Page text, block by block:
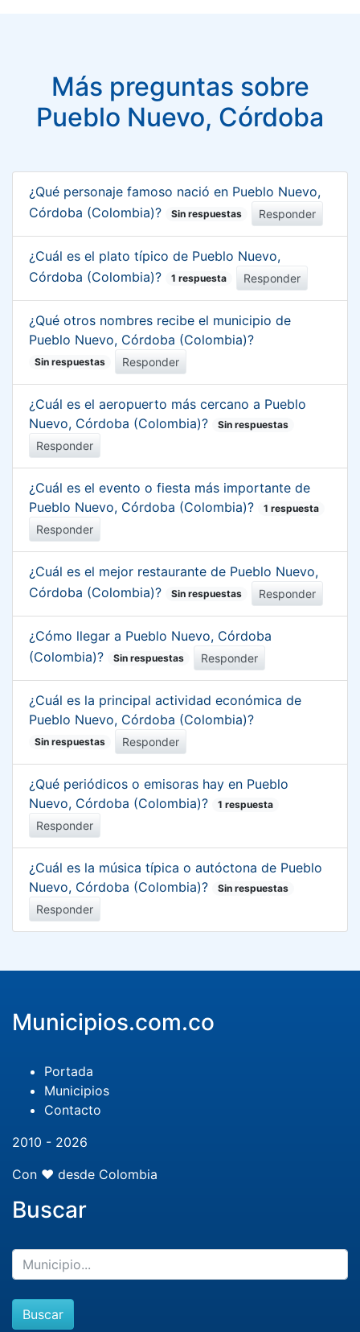
Más preguntas sobre
Pueblo Nuevo, Córdoba
¿Qué personaje famoso nació en Pueblo Nuevo,
Córdoba (Colombia)?
Sin respuestas Responder
¿Cuál es el plato típico de Pueblo Nuevo,
Córdoba (Colombia)?
1 respuesta Responder
¿Qué otros nombres recibe el municipio de
Pueblo Nuevo, Córdoba (Colombia)?
Sin respuestas Responder
¿Cuál es el aeropuerto más cercano a Pueblo
Nuevo, Córdoba (Colombia)?
Sin respuestas
Responder
¿Cuál es el evento o fiesta más importante de
Pueblo Nuevo, Córdoba (Colombia)?
1 respuesta
Responder
¿Cuál es el mejor restaurante de Pueblo Nuevo,
Córdoba (Colombia)?
Sin respuestas Responder
¿Cómo llegar a Pueblo Nuevo, Córdoba
(Colombia)?
Sin respuestas Responder
¿Cuál es la principal actividad económica de
Pueblo Nuevo, Córdoba (Colombia)?
Sin respuestas Responder
¿Qué periódicos o emisoras hay en Pueblo
Nuevo, Córdoba (Colombia)?
1 respuesta
Responder
¿Cuál es la música típica o autóctona de Pueblo
Nuevo, Córdoba (Colombia)?
Sin respuestas
Responder
Municipios.com.co
Portada
Municipios
Contacto
2010 - 2026
Con ❤️ desde Colombia
Buscar
Buscar